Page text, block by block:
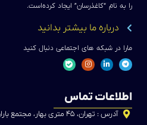
را به نام “کاغذرسان” ایجاد کرده‌است.
درباره ما بیشتر بدانید
مارا در شبکه های اجتماعی دنبال کنید
اطلاعات تماس
آدرس : تهران، ۴۵ متری بهار، مجتمع باران، پلاک ۶۲